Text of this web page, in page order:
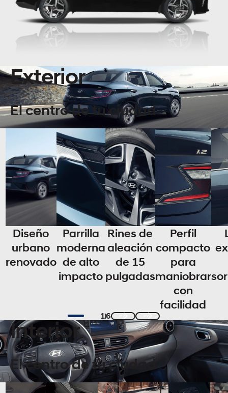
Exterior
El centro de tu ciudad
Diseño
urbano
renovado
Parrilla
moderna
de alto
impacto
Rines de
aleación
de 15
pulgadas
Perfil
compacto
para
maniobrar
con
facilidad
16
PreviousNext
Interior
El centro de tu ciudad